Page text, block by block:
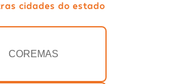
cidades do estado
COREMAS